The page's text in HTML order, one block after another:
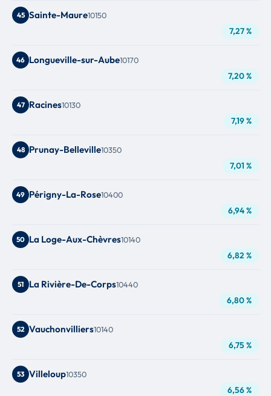
45 Sainte-Maure10150
7,27 %
46 Longueville-sur-Aube10170
7,20 %
47 Racines10130
7,19 %
48 Prunay-Belleville10350
7,01 %
49 Périgny-La-Rose10400
6,94 %
50 La Loge-Aux-Chèvres10140
6,82 %
51 La Rivière-De-Corps10440
6,80 %
52 Vauchonvilliers10140
6,75 %
53 Villeloup10350
6,56 %